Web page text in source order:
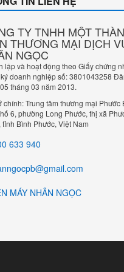
TY TNHH MỘT
THƯƠNG MẠI DỊCH
NGỌC
lập và hoạt động theo Giấy chứng
doanh nghiệp số: 3801043258
tháng 03 năm 2013.
chính: Trung tâm thương mại Phước
6, phường Long Phước, thị xã
tỉnh Bình Phước, Việt Nam
633 940
MÁY NHÂN NGỌC